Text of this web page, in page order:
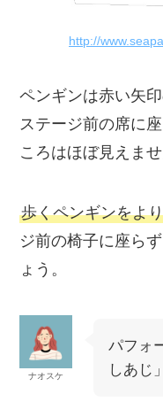
http://
ペンギンは赤い矢
ステージ前の席に
ころはほぼ見えませ
歩くペンギンをよ
ジ前の椅子に座ら
ょう。
ナオスケ
パフォ
しあじ